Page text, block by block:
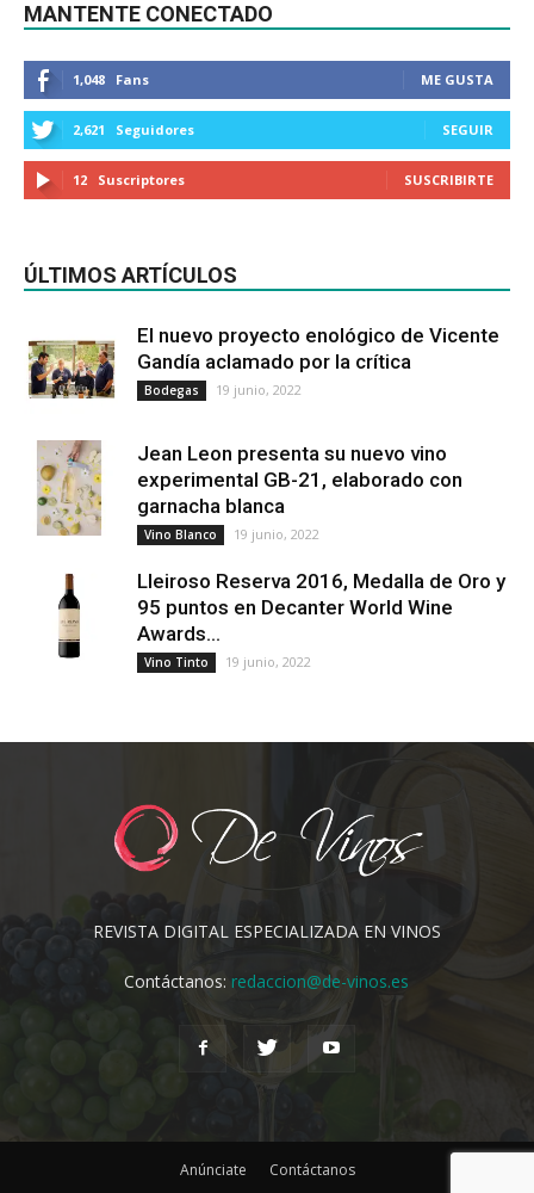
MANTENTE CONECTADO
1,048 Fans ME GUSTA
2,621 Seguidores SEGUIR
12 Suscriptores SUSCRIBIRTE
ÚLTIMOS ARTÍCULOS
El nuevo proyecto enológico de Vicente
Gandía aclamado por la crítica
Bodegas 19 junio, 2022
Jean Leon presenta su nuevo vino
experimental GB-21, elaborado con
garnacha blanca
Vino Blanco 19 junio, 2022
Lleiroso Reserva 2016, Medalla de Oro y
95 puntos en Decanter World Wine
Awards...
Vino Tinto 19 junio, 2022
REVISTA DIGITAL ESPECIALIZADA EN VINOS
Contáctanos:redaccion@de-vinos.es
Anúnciate Contáctanos